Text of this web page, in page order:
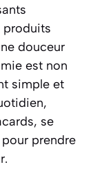
produits
douceur
est non
simple et
se
prendre